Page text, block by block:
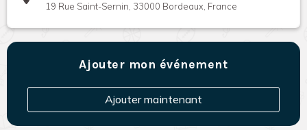
19 Rue Saint-Sernin, 33000 Bordeaux, France
Ajouter mon événement
Ajouter maintenant